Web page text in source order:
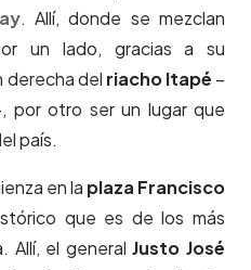
. Allí, donde se mezclan
un lado, gracias a su
derecha del riacho Itapé –
por otro ser un lugar que
país.
en la plaza Francisco
que es de los más
Allí, el generalJusto José